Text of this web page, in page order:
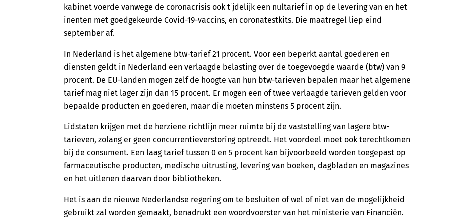
kabinet voerde vanwege de coronacrisis ook tijdelijk een nultarief in op de levering van en het
inenten met goedgekeurde Covid-19-vaccins, en coronatestkits. Die maatregel liep eind
september af.
In Nederland is het algemene btw-tarief 21 procent. Voor een beperkt aantal goederen en
diensten geldt in Nederland een verlaagde belasting over de toegevoegde waarde (btw) van 9
procent. De EU-landen mogen zelf de hoogte van hun btw-tarieven bepalen maar het algemene
tarief mag niet lager zijn dan 15 procent. Er mogen een of twee verlaagde tarieven gelden voor
bepaalde producten en goederen, maar die moeten minstens 5 procent zijn.
Lidstaten krijgen met de herziene richtlijn meer ruimte bij de vaststelling van lagere btw-
tarieven, zolang er geen concurrentieverstoring optreedt. Het voordeel moet ook terechtkomen
bij de consument. Een laag tarief tussen 0 en 5 procent kan bijvoorbeeld worden toegepast op
farmaceutische producten, medische uitrusting, levering van boeken, dagbladen en magazines
en het uitlenen daarvan door bibliotheken.
Het is aan de nieuwe Nederlandse regering om te besluiten of wel of niet van de mogelijkheid
gebruikt zal worden gemaakt, benadrukt een woordvoerster van het ministerie van Financiën.